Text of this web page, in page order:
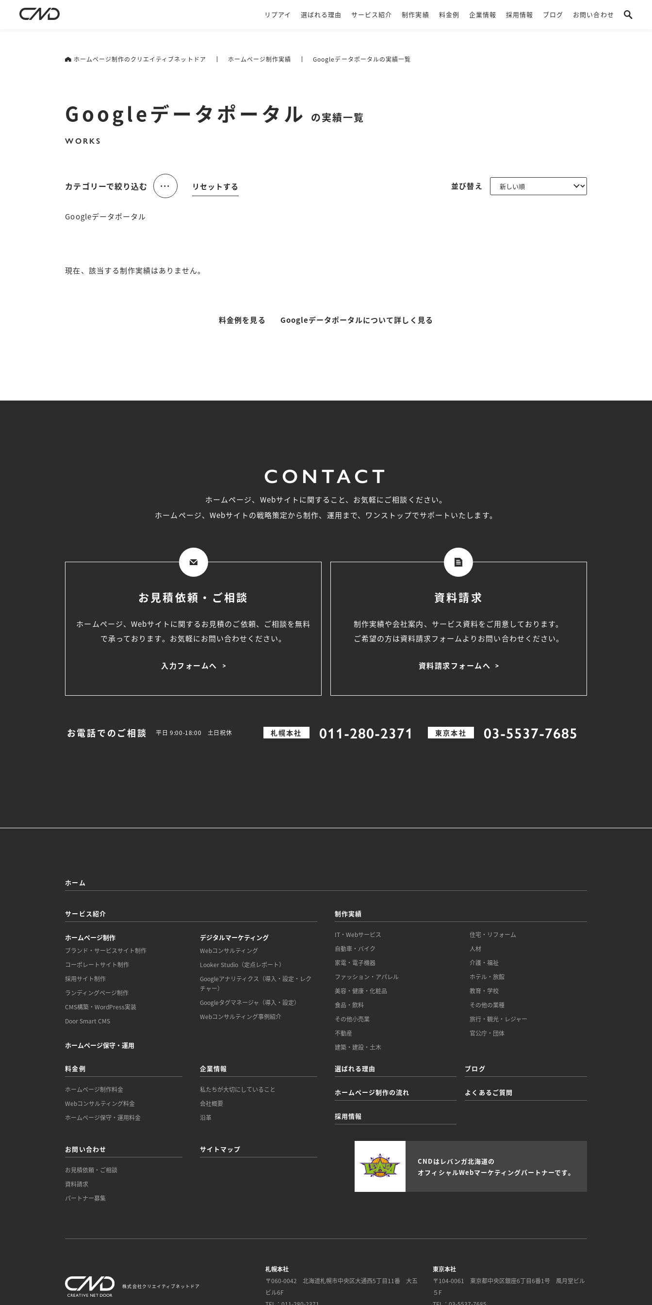
リプアイ 選ばれる理由 サービス紹介 制作実績 料金例 企業情報 採用情報 ブログ お問い合わせ
ホームページ制作のクリエイティブネットドア ホームページ制作実績 Googleデータポータルの実績一覧
Googleデータポータル の実績一覧
WORKS
カテゴリーで絞り込む ... リセットする 並び替え
Googleデータポータル
現在、該当する制作実績はありません。
料金例を見る Googleデータポータルについて詳しく見る
CONTACT
ホームページ、Webサイトに関すること、お気軽にご相談ください。
ホームページ、Webサイトの戦略策定から制作、運用まで、ワンストップでサポートいたします。
お見積依頼・ご相談
ホームページ、Webサイトに関するお見積のご依頼、
ご相談を無料
で承っております。お気軽にお問い合わせください。
入力フォームへ
資料請求
制作実績や会社案内、サービス資料をご用意しております。
ご希望の方は資料請求フォームよりお問い合わせください。
資料請求フォームへ
お電話でのご相談 平日 9:00-18:00 土日祝休 札幌本社 011-280-2371 東京本社 03-5537-7685
株式会社クリエイティブネットドア
札幌本社
〒060-0042 北海道札幌市中央区大通西5丁目11番 大五
ビル6F
東京本社
〒104-0061 東京都中央区銀座6丁目6番1号 風月堂ビル
５F
ホーム
サービス紹介
ホームページ制作
ブランド・サービスサイト制作
コーポレートサイト制作
採用サイト制作
ランディングページ制作
CMS構築・WordPress実装
Door Smart CMS
デジタルマーケティング
Webコンサルティング
Looker Studio（定点レポート）
Googleアナリティクス（導入・設定・レク
チャー）
Googleタグマネージャ（導入・設定）
Webコンサルティング事例紹介
ホームページ保守・運用
制作実績
IT・Webサービス
自動車・バイク
家電・電子機器
ファッション・アパレル
美容・健康・化粧品
食品・飲料
その他小売業
不動産
建築・建設・土木
住宅・リフォーム
人材
介護・福祉
ホテル・旅館
教育・学校
その他の業種
旅行・観光・レジャー
官公庁・団体
料金例
ホームページ制作料金
Webコンサルティング料金
ホームページ保守・運用料金
企業情報
私たちが大切にしていること
会社概要
沿革
選ばれる理由 ブログ
ホームページ制作の流れ よくあるご質問
採用情報
お問い合わせ
お見積依頼・ご相談
資料請求
パートナー募集
サイトマップ
CNDはレバンガ北海道の
オフィシャルWebマーケティングパートナーです。